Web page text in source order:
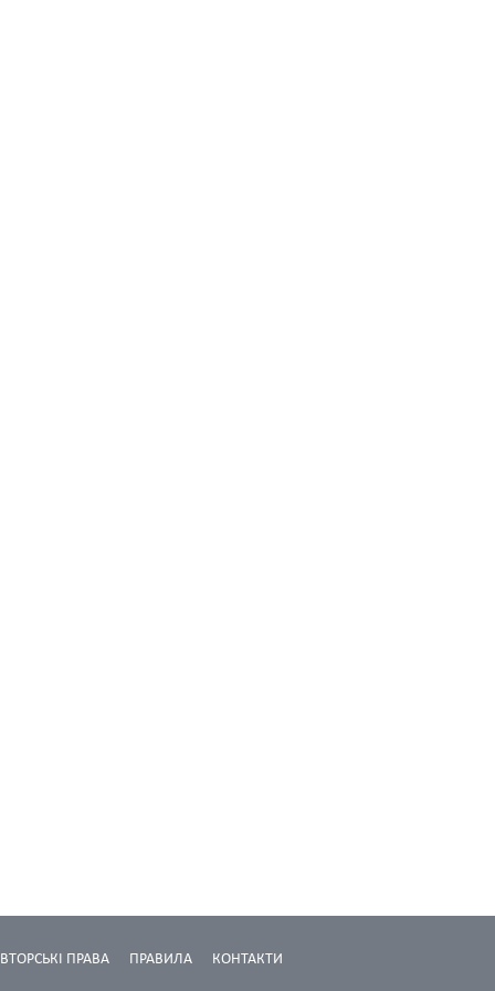
КОНТАКТИ
ПРАВИЛА
ПРАВА